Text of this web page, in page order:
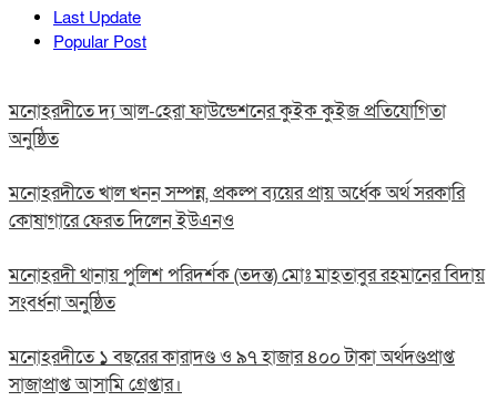
Last Update
Popular Post
মনোহরদীতে দ্য আল-হেরা ফাউন্ডেশনের কুইক কুইজ প্রতিযোগিতা
অনুষ্ঠিত
মনোহরদীতে খাল খনন সম্পন্ন, প্রকল্প ব্যয়ের প্রায় অর্ধেক অর্থ সরকারি
কোষাগারে ফেরত দিলেন ইউএনও
মনোহরদী থানায় পুলিশ পরিদর্শক (তদন্ত) মোঃ মাহতাবুর রহমানের বিদায়
সংবর্ধনা অনুষ্ঠিত
মনোহরদীতে ১ বছরের কারাদণ্ড ও ৯৭ হাজার ৪০০ টাকা অর্থদণ্ডপ্রাপ্ত
সাজাপ্রাপ্ত আসামি গ্রেপ্তার।